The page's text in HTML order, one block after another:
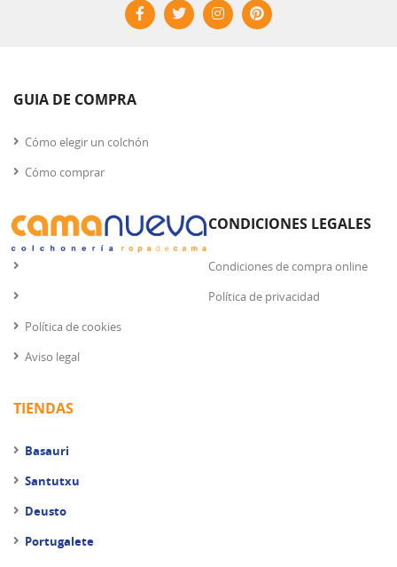
GUIA DE COMPRA
Cómo elegir un colchón
Cómo comprar
CONDICIONES LEGALES
Condiciones de compra online
Política de privacidad
Política de cookies
Aviso legal
TIENDAS
Basauri
Santutxu
Deusto
Portugalete